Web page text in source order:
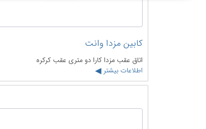
کابین مزدا وانت
اتاق عقب مزدا کارا دو متری عقب کرکره
اطلاعات بیشتر